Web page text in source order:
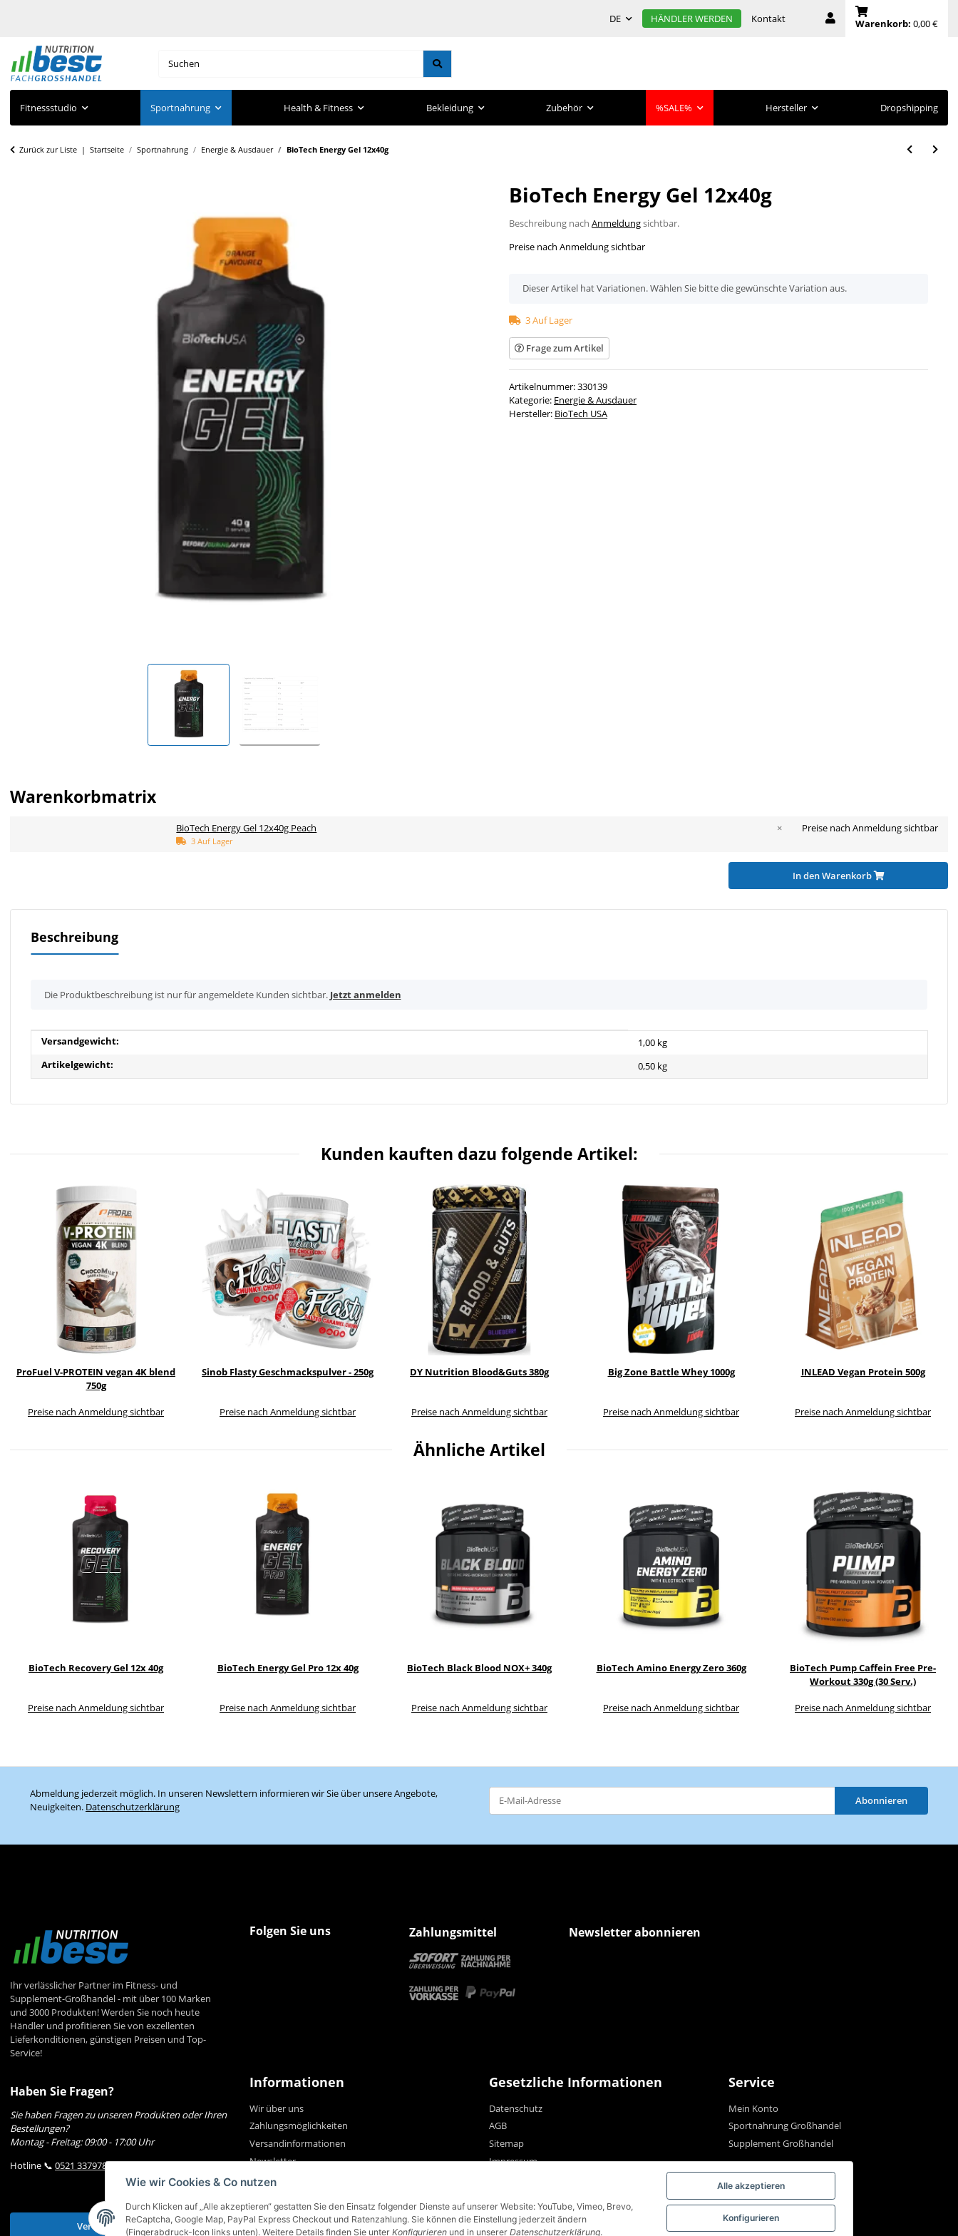
Alle akzeptieren
Konfigurieren
Wie wir Cookies & Co nutzen
Durch Klicken auf „Alle akzeptieren“ gestatten Sie den Einsatz folgender Dienste auf unserer Website: YouTube, Vimeo, Brevo,
ReCaptcha, Google Map, PayPal Express Checkout und Ratenzahlung. Sie können die Einstellung jederzeit ändern
(Fingerabdruck-Icon links unten). Weitere Details finden Sie unter Konfigurieren und in unserer Datenschutzerklärung.
DE HÄNDLER WERDEN Kontakt Warenkorb: 0,00 €
Fitnessstudio Sportnahrung Health & Fitness Bekleidung Zubehör %SALE% Hersteller Dropshipping
Zurück zur Liste Startseite Sportnahrung Energie & Ausdauer BioTech Energy Gel 12x40g
BioTech Energy Gel 12x40g
Beschreibung nach Anmeldungsichtbar.
Preise nach Anmeldung sichtbar
x
Dieser Artikel hat Variationen. Wählen Sie bitte die gewünschte Variation aus.
3 Auf Lager
Frage zum Artikel
Artikelnummer:330139
Kategorie: Energie & Ausdauer
Hersteller: BioTech USA
Warenkorbmatrix
BioTech Energy Gel 12x40g Peach
3 Auf Lager
× Preise nach Anmeldung sichtbar
In den Warenkorb
Beschreibung
x
Die Produktbeschreibung ist nur für angemeldete Kunden sichtbar. Jetzt anmelden
Produkteigenschaft
Wert
Versandgewicht:
1,00 kg
Artikelgewicht:
0,50 kg
Kunden kauften dazu folgende Artikel:
ProFuel V-PROTEIN vegan 4K blend
750g
Preise nach Anmeldung sichtbar
Sinob Flasty Geschmackspulver - 250g
Preise nach Anmeldung sichtbar
DY Nutrition Blood&Guts 380g
Preise nach Anmeldung sichtbar
Big Zone Battle Whey 1000g
Preise nach Anmeldung sichtbar
INLEAD Vegan Protein 500g
Preise nach Anmeldung sichtbar
Ähnliche Artikel
BioTech Recovery Gel 12x 40g
Preise nach Anmeldung sichtbar
BioTech Energy Gel Pro 12x 40g
Preise nach Anmeldung sichtbar
BioTech Black Blood NOX+ 340g
Preise nach Anmeldung sichtbar
BioTech Amino Energy Zero 360g
Preise nach Anmeldung sichtbar
BioTech Pump Caffein Free Pre-
Workout 330g (30 Serv.)
Preise nach Anmeldung sichtbar
Abmeldung jederzeit möglich. In unseren Newslettern informieren wir Sie über unsere Angebote,
Neuigkeiten. Datenschutzerklärung
Abonnieren
Ihr verlässlicher Partner im Fitness- und
Supplement-Großhandel - mit über 100 Marken
und 3000 Produkten! Werden Sie noch heute
Händler und profitieren Sie von exzellenten
Lieferkonditionen, günstigen Preisen und Top-
Service!
Folgen Sie uns Zahlungsmittel Newsletter abonnieren
Haben Sie Fragen?
Sie haben Fragen zu unseren Produkten oder Ihren
Bestellungen?
Montag - Freitag: 09:00 - 17:00 Uhr
Hotline 📞 0521 33797807
Informationen
Wir über uns
Zahlungsmöglichkeiten
Versandinformationen
Newsletter
Gesetzliche Informationen
Datenschutz
AGB
Sitemap
Impressum
Service
Mein Konto
Sportnahrung Großhandel
Supplement Großhandel
Vertrag widerrufen